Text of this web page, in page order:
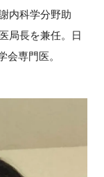
内科学分野助
局長を兼任。日
専門医。